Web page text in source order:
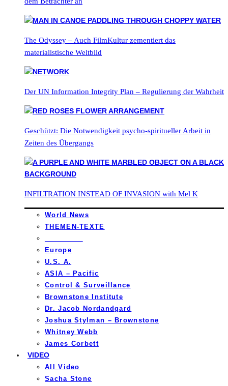
The Odyssey – Auch FilmKultur zementiert das
materialistische Weltbild
Der UN Information Integrity Plan – Regulierung der Wahrheit
Geschützt: Die Notwendigkeit psycho-spiritueller Arbeit in
Zeiten des Übergangs
INFILTRATION INSTEAD OF INVASION with Mel K
World News
THEMEN-TEXTE
Europe
U.S. A.
ASIA – Pacific
Control & Surveillance
Brownstone Institute
Dr. Jacob Nordandgard
Joshua Stylman – Brownstone
Whitney Webb
James Corbett
VIDEO
All Video
Sacha Stone